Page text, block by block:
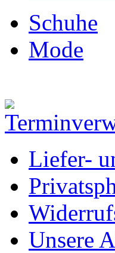
Schuhe
Mode
Liefer-
Unsere